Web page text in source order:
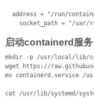
address = "/run/
socket_path = "/var/
启动containerd服务
mkdir -p /usr/local/lib/
wget https://
mv containerd.service /
cat /usr/lib/systemd/